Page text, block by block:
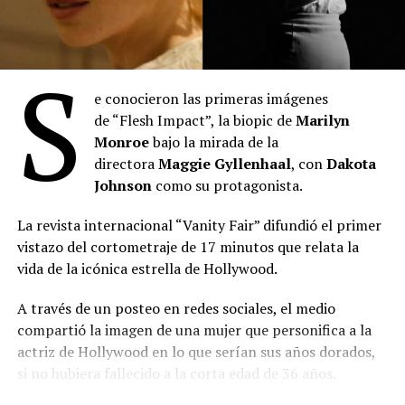
“Toy Story 5”: Se posicionó en el primer lugar del
mes con 2.027.345 espectadores durante julio. La
película de Disney-Pixar acumula 3.613.307
entradas desde su estreno el 18 de junio,
va del año. Lideró el ranking semanal todo el mes
hasta el estreno de “Spider-Man: Un nuevo día”. Es
la película más taquillera de 2026.
“Minions & Monstruos” : Se ubicó en el segundo
puesto con 989.908 entradas vendidas durante sus
primeras semanas en cartel tras estrenarse el 2 de
julio. Quedó lejos de la marca de sus predecesoras
S
e conocieron las primeras imágenes
de “Flesh Impact”, la biopic deMarilyn
Monroebajo la mirada de la
directoraMaggie Gyllenhaal, conDakota
Johnson como su protagonista.
La revista internacional “Vanity Fair” difundió el primer
vistazo del cortometraje de 17 minutos que relata la
vida de la icónica estrella de Hollywood.
A través de un posteo en redes sociales, el medio
compartió la imagen de una mujer que personifica a la
actriz de Hollywood en lo que serían sus años dorados,
si no hubiera fallecido a la corta edad de 36 años.